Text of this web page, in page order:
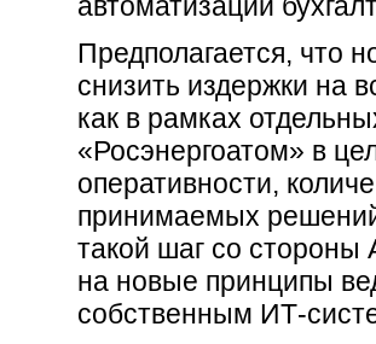
Предполагается, что
снизить издержки на
как в рамках
«Росэнергоатом» в
оперативности,
принимаемых
такой шаг со стороны
на новые принципы
собственным ИТ-